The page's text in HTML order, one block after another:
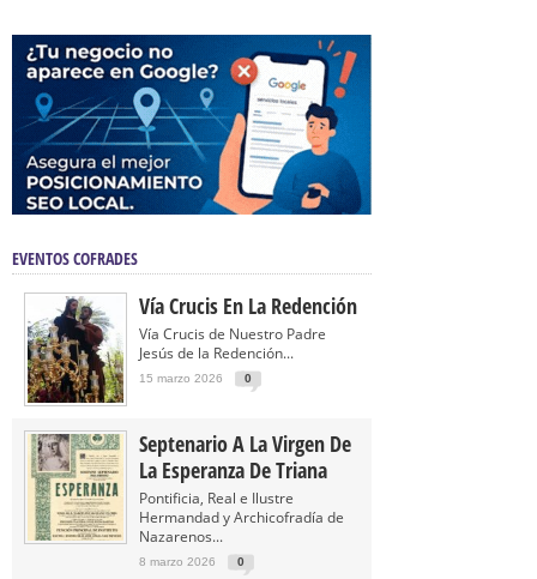
EVENTOS COFRADES
Vía Crucis En La Redención
Vía Crucis de Nuestro Padre
Jesús de la Redención...
15 marzo 2026 0
Septenario A La Virgen De
La Esperanza De Triana
Pontificia, Real e Ilustre
Hermandad y Archicofradía de
Nazarenos...
8 marzo 2026 0